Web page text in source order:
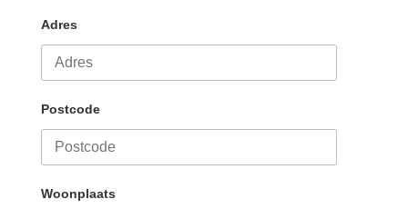
Adres
Postcode
Woonplaats